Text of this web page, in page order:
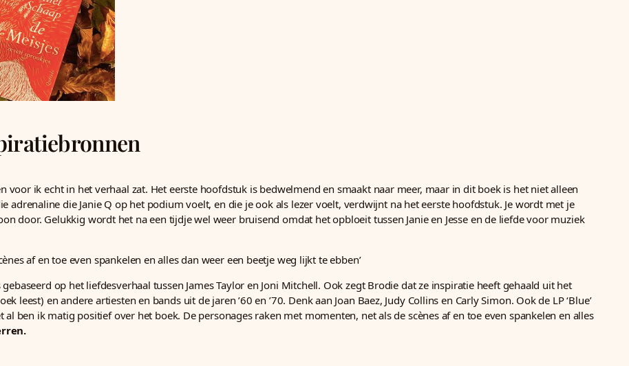
voor ik echt in het verhaal zat. Het eerste hoofdstuk is bedwelmend en smaakt naar meer, maar in dit boek is het niet alleen
adrenaline die Janie Q op het podium voelt, en die je ook als lezer voelt, verdwijnt na het eerste hoofdstuk. Je wordt met je
door. Gelukkig wordt het na een tijdje wel weer bruisend omdat het opbloeit tussen Janie en Jesse en de liefde voor muziek
af en toe even spankelen en alles dan weer een beetje weg lijkt te ebben’
op het liefdesverhaal tussen James Taylor en Joni Mitchell. Ook zegt Brodie dat ze inspiratie heeft gehaald uit het
leest) en andere artiesten en bands uit de jaren ’60 en ’70. Denk aan Joan Baez, Judy Collins en Carly Simon. Ook de LP ‘Blue’
ben ik matig positief over het boek. De personages raken met momenten, net als de scènes af en toe even spankelen en alles